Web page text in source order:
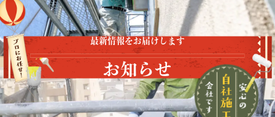
最新情報をお届けします
お知らせ